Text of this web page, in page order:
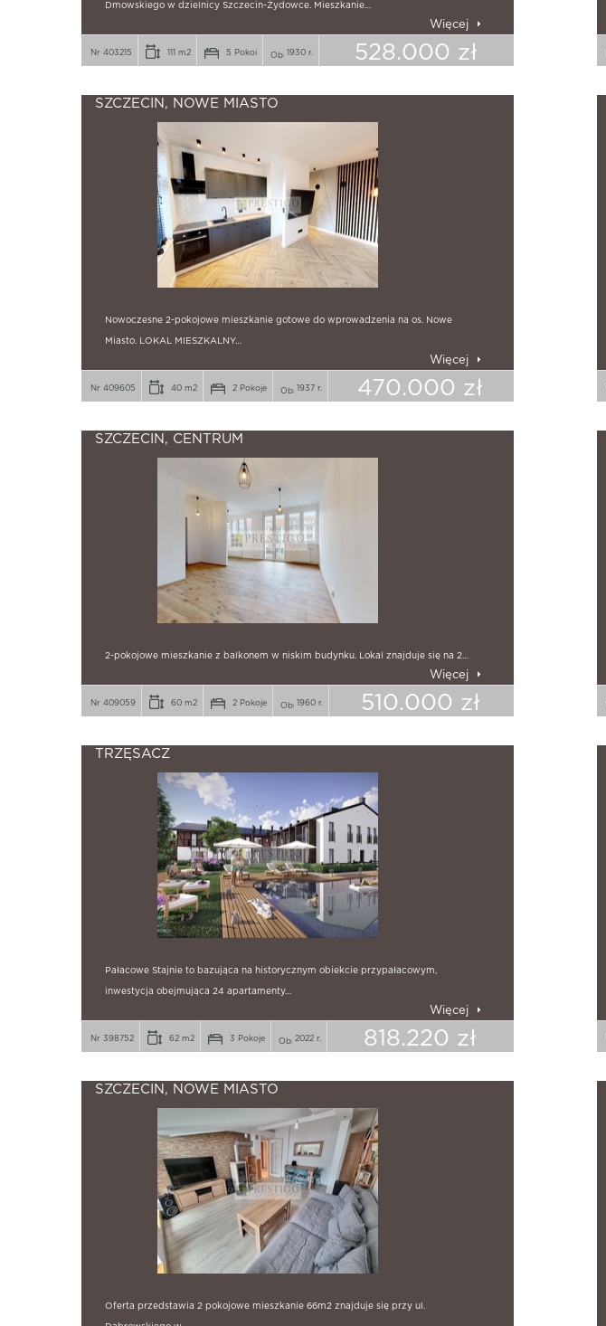
Dmowskiego w dzielnicy Szczecin-Żydowce. Mieszkanie…
Więcej
Nr 403215 111 m2 5 Pokoi 1930 r. 528.000 zł
SZCZECIN, NOWE MIASTO
Nowoczesne 2-pokojowe mieszkanie gotowe do wprowadzenia na os. Nowe
Miasto. LOKAL MIESZKALNY…
Więcej
Nr 409605 40 m2 2 Pokoje 1937 r. 470.000 zł
SZCZECIN, CENTRUM
2-pokojowe mieszkanie z balkonem w niskim budynku. Lokal znajduje się na 2…
Więcej
Nr 409059 60 m2 2 Pokoje 1960 r. 510.000 zł
TRZĘSACZ
Pałacowe Stajnie to bazująca na historycznym obiekcie przypałacowym,
inwestycja obejmująca 24 apartamenty…
Więcej
Nr 398752 62 m2 3 Pokoje 2022 r. 818.220 zł
SZCZECIN, NOWE MIASTO
Oferta przedstawia 2 pokojowe mieszkanie 66m2 znajduje się przy ul.